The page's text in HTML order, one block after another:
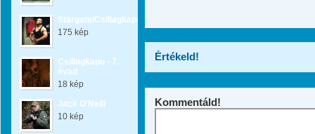
Stargate/Csillagkapu
175 kép
Csillagkapu - 7.
évad
18 kép
Jack O'Neill
10 kép
Értékeld!
Kommentáld!